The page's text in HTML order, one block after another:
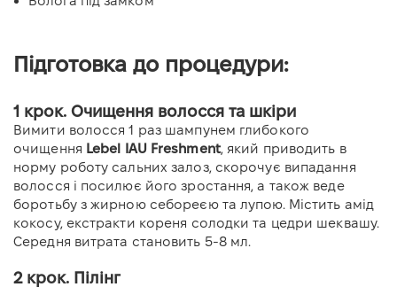
Підготовка до процедури:
1 крок. Очищення волосся та шкіри
Вимити волосся 1 раз шампунем глибокого
очищення Lebel IAU Freshment, який приводить в
норму роботу сальних залоз, скорочує випадання
волосся і посилює його зростання, а також веде
боротьбу з жирною себореєю та лупою. Містить амід
кокосу, екстракти кореня солодки та цедри шеквашу.
Середня витрата становить 5-8 мл.
2 крок. Пілінг